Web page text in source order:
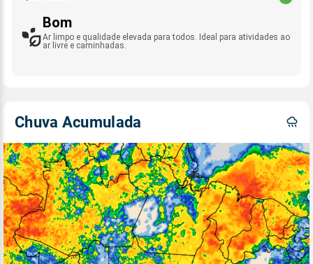
Bom
Ar limpo e qualidade elevada para todos. Ideal para atividades ao
ar livre e caminhadas.
Chuva Acumulada